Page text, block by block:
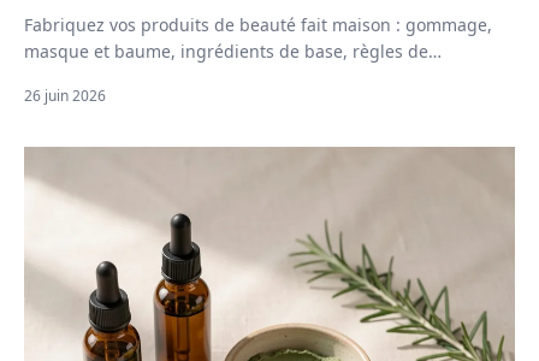
Fabriquez vos produits de beauté fait maison : gommage,
masque et baume, ingrédients de base, règles de
26 juin 2026